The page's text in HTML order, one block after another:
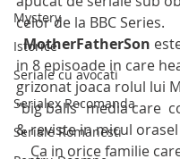
Mystery
Istorice
Seriale cu avocati
Serialex Recomanda
Seriale Romanesti
celor de la BBC Series.
MotherFatherSon
in 8 episoade in care
grizonat joaca rolul lui
"big balls" media care
& reviste in micul